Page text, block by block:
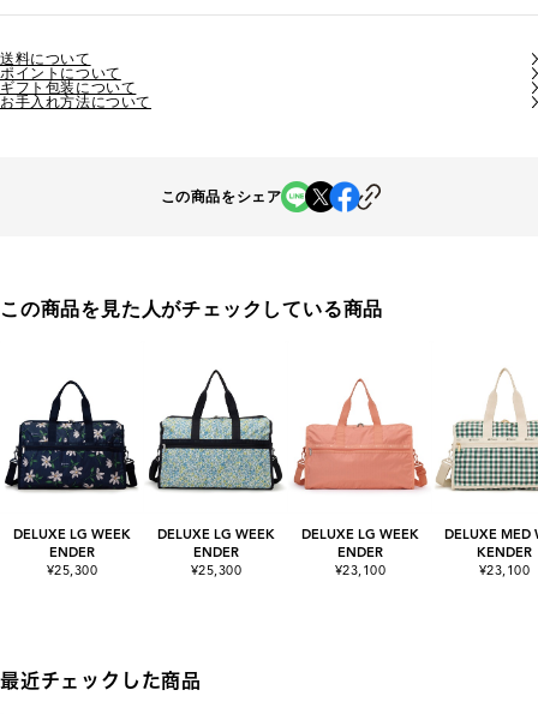
送料について
ポイントについて
ギフト包装について
お手入れ方法について
この商品をシェア
この商品を見た人がチェックしている商品
DELUXE LG WEEK
ENDER
¥25,300
DELUXE LG WEEK
ENDER
¥25,300
DELUXE LG WEEK
ENDER
¥23,100
DELUXE MED
KENDER
¥23,100
最近チェックした商品